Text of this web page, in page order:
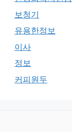
보청기
유용한정보
이사
정보
커피원두